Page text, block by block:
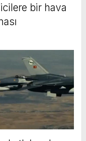
bir hava